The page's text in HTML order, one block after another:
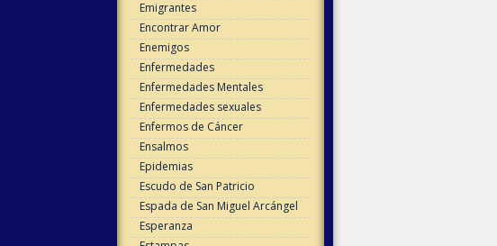
Emigrantes
Encontrar Amor
Enemigos
Enfermedades
Enfermedades Mentales
Enfermedades sexuales
Enfermos de Cáncer
Ensalmos
Epidemias
Escudo de San Patricio
Espada de San Miguel Arcángel
Esperanza